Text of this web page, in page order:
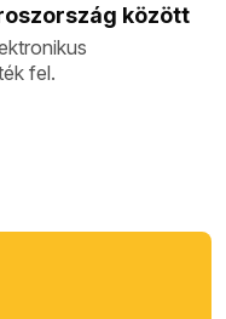
között
fel.